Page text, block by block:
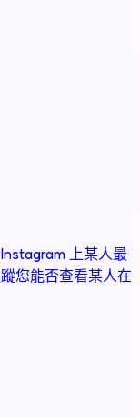
上某人最
您能否查看某人在